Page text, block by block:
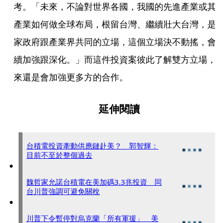
考。「未來，不論對世界各國，我國的先進產業或其
產業如何做全球布局，根留台灣、繼續壯大台灣，是
家政府跟產業界共同的立場，這個立場決不動搖，會
續加強跟深化。」而這件投資案彼此了解雙方立場，
來還是會加強更多方的合作。
延伸閱讀
台積電投資牽動供應鏈赴美？ 郭智輝：
目前不至於整個過去
魏哲家允諾台積電在美加碼3.3兆投資 同
台川普強調可避免關稅
川普下令暫停對烏克蘭「所有軍援」 美